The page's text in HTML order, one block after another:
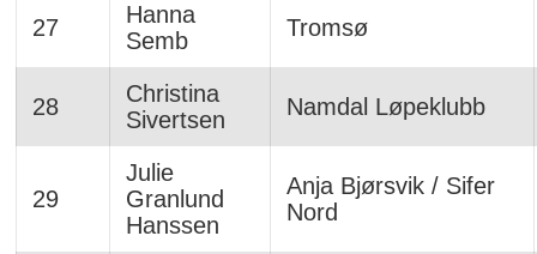
27
Hanna
Semb
Tromsø
28
Christina
Sivertsen
Namdal Løpeklubb
29
Julie
Granlund
Hanssen
Anja Bjørsvik / Sifer
Nord